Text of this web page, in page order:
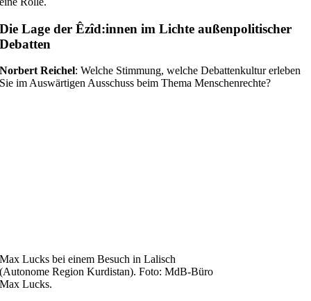
Die Lage der Êzîd:innen im Lichte außenpolitischer
Debatten
Norbert Reichel: Welche Stimmung, welche Debattenkultur erleben
Sie im Auswärtigen Ausschuss beim Thema Menschenrechte?
Max Lucks bei einem Besuch in Lalisch
(Autonome Region Kurdistan). Foto: MdB-Büro
Max Lucks.